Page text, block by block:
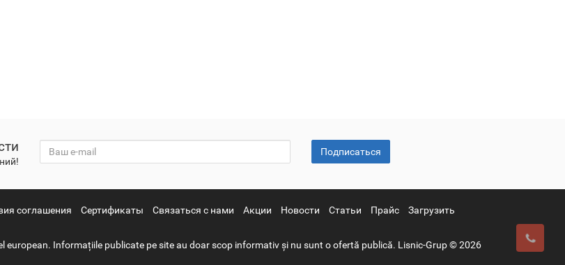
Подписаться
соглашения Сертификаты Связаться с нами Акции Новости Статьи Прайс Загрузить
european. Informațiile publicate pe site au doar scop informativ și nu sunt o ofertă publică. Lisnic-Grup © 2026